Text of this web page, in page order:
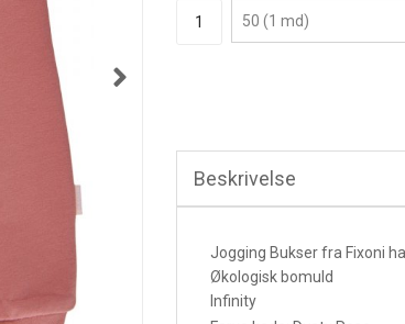
Beskrivelse
Jogging Bukser fra Fixoni
Økologisk bomuld
Infinity